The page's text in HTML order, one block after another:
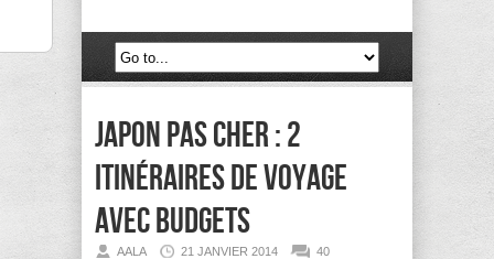
Japon pas cher : 2
itinéraires de voyage
avec budgets
AALA 21 JANVIER 2014 40